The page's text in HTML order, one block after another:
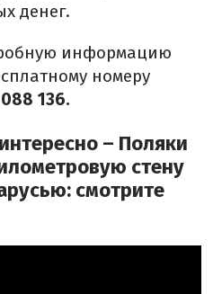
денег.
информацию
номеру
136.
– Поляки
стену
смотрите